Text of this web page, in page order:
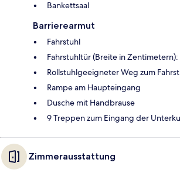
Bankettsaal
Barrierearmut
Fahrstuhl
Fahrstuhltür (Breite in
Rollstuhlgeeigneter Weg zum
Rampe am Haupteingang
Dusche mit Handbrause
9 Treppen zum Eingang der
Zimmerausstattung